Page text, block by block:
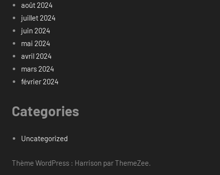
août 2024
juillet 2024
juin 2024
mai 2024
avril 2024
mars 2024
février 2024
Categories
Uncategorized
Thème WordPress : Harrison par ThemeZee.